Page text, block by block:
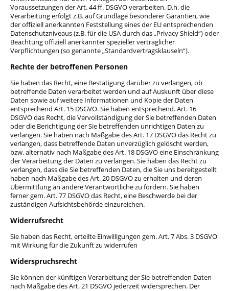
Voraussetzungen der Art. 44 ff. DSGVO verarbeiten. D.h. die
Verarbeitung erfolgt z.B. auf Grundlage besonderer Garantien, wie
der offiziell anerkannten Feststellung eines der EU entsprechenden
Datenschutzniveaus (z.B. für die USA durch das „Privacy Shield“) oder
Beachtung offiziell anerkannter spezieller vertraglicher
Verpflichtungen (so genannte „Standardvertragsklauseln“).
Rechte der betroffenen Personen
Sie haben das Recht, eine Bestätigung darüber zu verlangen, ob
betreffende Daten verarbeitet werden und auf Auskunft über diese
Daten sowie auf weitere Informationen und Kopie der Daten
entsprechend Art. 15 DSGVO. Sie haben entsprechend. Art. 16
DSGVO das Recht, die Vervollständigung der Sie betreffenden Daten
oder die Berichtigung der Sie betreffenden unrichtigen Daten zu
verlangen. Sie haben nach Maßgabe des Art. 17 DSGVO das Recht zu
verlangen, dass betreffende Daten unverzüglich gelöscht werden,
bzw. alternativ nach Maßgabe des Art. 18 DSGVO eine Einschränkung
der Verarbeitung der Daten zu verlangen. Sie haben das Recht zu
verlangen, dass die Sie betreffenden Daten, die Sie uns bereitgestellt
haben nach Maßgabe des Art. 20 DSGVO zu erhalten und deren
Übermittlung an andere Verantwortliche zu fordern. Sie haben
ferner gem. Art. 77 DSGVO das Recht, eine Beschwerde bei der
zuständigen Aufsichtsbehörde einzureichen.
Widerrufsrecht
Sie haben das Recht, erteilte Einwilligungen gem. Art. 7 Abs. 3 DSGVO
mit Wirkung für die Zukunft zu widerrufen
Widerspruchsrecht
Sie können der künftigen Verarbeitung der Sie betreffenden Daten
nach Maßgabe des Art. 21 DSGVO jederzeit widersprechen. Der